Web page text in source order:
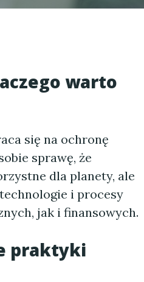
warto
się na ochronę
sprawę, że
dla planety, ale
i procesy
jak i finansowych.
praktyki